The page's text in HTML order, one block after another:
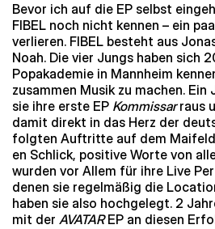
Bevor ich auf die EP selbst
FIBEL noch nicht kennen – ein
verlieren. FIBEL besteht aus
Noah. Die vier Jungs haben sich
Popakademie in Mannheim
zusammen Musik zu machen.
sie ihre erste EP Kommissarraus
damit direkt in das Herz der
folgten Auftritte auf dem Maifeld
en Schlick, positive Worte von
wurden vor Allem für ihre Live
denen sie regelmäßig die
haben sie also hochgelegt. 2
mit der AVATAREP an diesen